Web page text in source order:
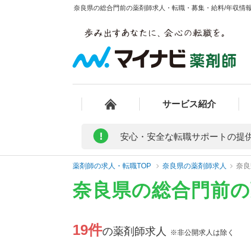
奈良県の総合門前の薬剤師求人・転職・募集・給料/年収情
サービス紹介
! 安心・安全な転職サポートの提
薬剤師の求人・転職TOP 奈良県の薬剤師求人 奈
奈良県の総合門前
19件の薬剤師求人 ※非公開求人は除く